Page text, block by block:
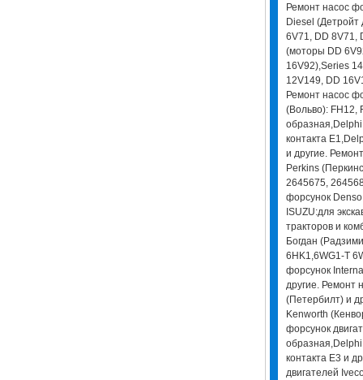
Ремонт насос
Diesel (Детройт
6V71, DD 8V71,
(моторы DD
16V92),Series
12V149, DD
Ремонт насос
(Вольво): FH12,
контакта
и другие.
Perkins
2645675,
форсунок
ISUZU:для
тракторов и
Богдан
6HK1,6WG1-T
форсунок
другие. Ремонт
(Петербилт) и
Kenworth
форсунок
контакта E3 и
двигателей